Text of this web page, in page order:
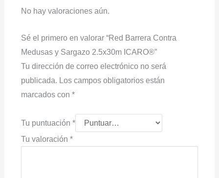
No hay valoraciones aún.
Sé el primero en valorar “Red Barrera Contra
Medusas y Sargazo 2.5x30m ICARO®”
Tu dirección de correo electrónico no será
publicada. Los campos obligatorios están
marcados con *
Tu puntuación *
Tu valoración *